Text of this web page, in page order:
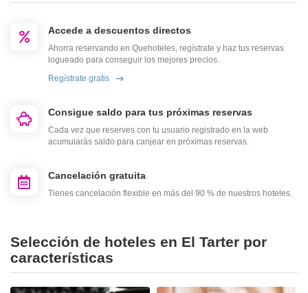
Accede a descuentos directos
Ahorra reservando en Quehoteles, regístrate y haz tus reservas
logueado para conseguir los mejores precios.
Regístrate gratis
Consigue saldo para tus próximas reservas
Cada vez que reserves con tu usuario registrado en la web
acumularás saldo para canjear en próximas reservas.
Cancelación gratuita
Tienes cancelación flexible en más del 90 % de nuestros hoteles.
Selección de hoteles en El Tarter por
características